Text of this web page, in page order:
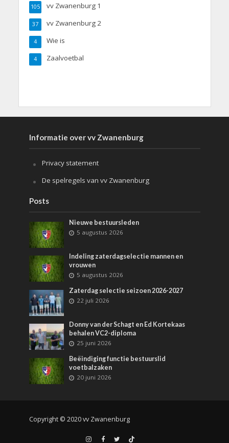
vv Zwanenburg 1
105
vv Zwanenburg 2
37
Wie is
4
Zaalvoetbal
4
Informatie over vv Zwanenburg
Privacy statement
De spelregels van vv Zwanenburg
Posts
Nieuwe bestuursleden
5 augustus 2026
Indeling zaterdagselectie mannen en
vrouwen
5 augustus 2026
Zaterdag selectie seizoen 2026-2027
22 juli 2026
Donny van der Schagt en Ed Kortekaas
behalen VC2-diploma
25 juni 2026
Beëindiging functie bestuurslid
voetbalzaken
20 juni 2026
Copyright © 2020 vv Zwanenburg